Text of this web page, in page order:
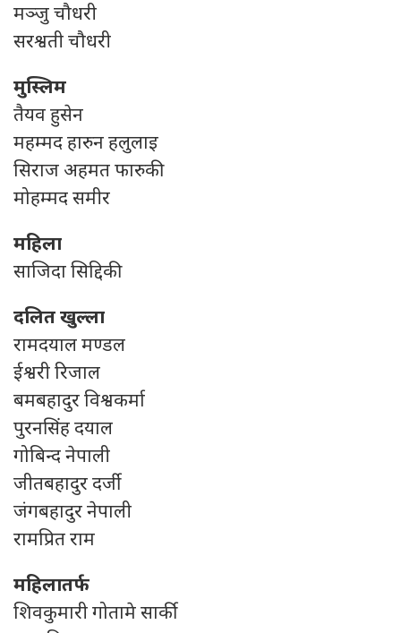
मञ्जु चौधरी
सरश्वती चौधरी
मुस्लिम
तैयव हुसेन
महम्मद हारुन हलुलाइ
सिराज अहमत फारुकी
मोहम्मद समीर
महिला
साजिदा सिद्दिकी
दलित खुल्ला
रामदयाल मण्डल
ईश्वरी रिजाल
बमबहादुर विश्वकर्मा
पुरनसिंह दयाल
गोबिन्द नेपाली
जीतबहादुर दर्जी
जंगबहादुर नेपाली
रामप्रित राम
महिलातर्फ
शिवकुमारी गोतामे सार्की